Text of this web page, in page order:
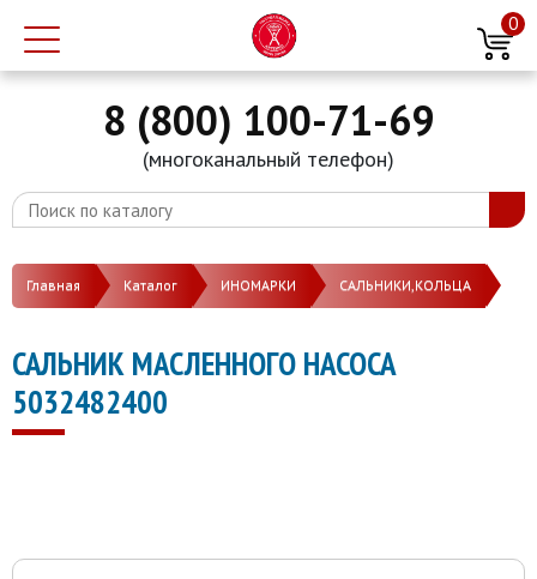
0
8 (800) 100-71-69
(многоканальный телефон)
Главная Каталог ИНОМАРКИ САЛЬНИКИ,КОЛЬЦА
САЛЬНИК МАСЛЕННОГО НАСОСА
5032482400